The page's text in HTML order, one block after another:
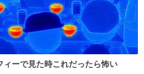
ィーで見た時これだったら怖い